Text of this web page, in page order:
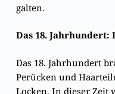
galten.
Das 18.
Das 18. Jahrhundert
Perücken und
Locken. In dieser Zeit